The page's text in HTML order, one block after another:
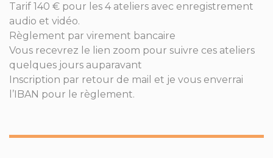
Tarif 140 € pour les 4 ateliers avec enregistrement
audio et vidéo.
Règlement par virement bancaire
Vous recevrez le lien zoom pour suivre ces ateliers
quelques jours auparavant
Inscription par retour de mail et je vous enverrai
l’IBAN pour le règlement.